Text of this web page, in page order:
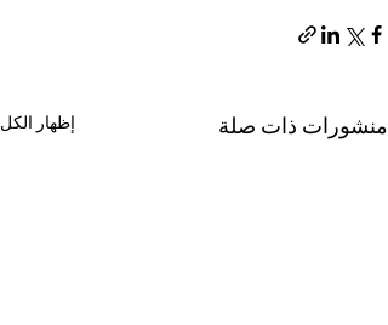
منشورات ذات صلة إظهار الكل